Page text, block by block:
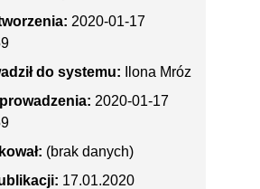
2020-01-17
do systemu: Ilona Mróz
2020-01-17
(brak danych)
17.01.2020